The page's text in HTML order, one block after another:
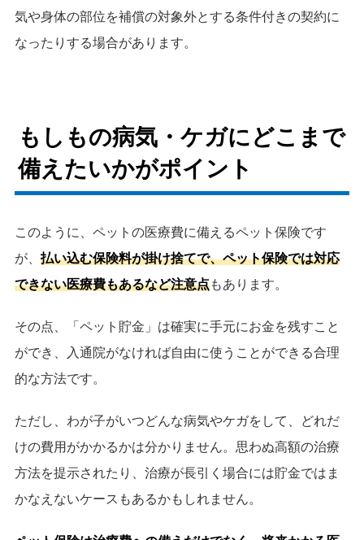
気や身体の部位を補償の対象外とする条件付きの契約に
なったりする場合があります。
もしもの病気・ケガにどこまで
備えたいかがポイント
このように、ペットの医療費に備えるペット保険です
が、 払い込む保険料が掛け捨てで、ペット保険では対応
できない医療費もあるなど注意点もあります。
その点、「ペット貯金」は確実に手元にお金を残すこと
ができ、入通院がなければ自由に使うことができる合理
的な方法です。
ただし、わが子がいつどんな病気やケガをして、どれだ
けの費用がかかるかは分かりません。思わぬ高額の治療
方法を提示されたり、治療が長引く場合には貯金ではま
かなえないケースもあるかもしれません。